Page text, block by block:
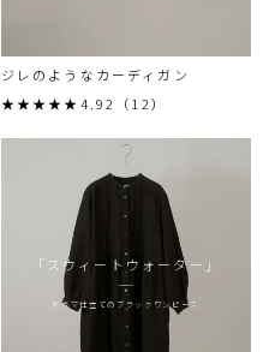
ジレのようなカーディガン
★★★★★4.92（12）
「スウィートウォーター」
ドラマ仕立てのブラックワンピース